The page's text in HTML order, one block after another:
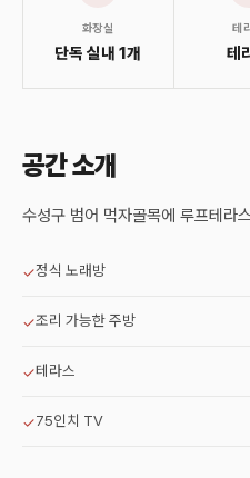
화장실
단독 실내 1개
테
테
공간 소개
수성구 범어 먹자골목에 루프테라
✓정식 노래방
✓조리 가능한 주방
✓테라스
✓75인치 TV